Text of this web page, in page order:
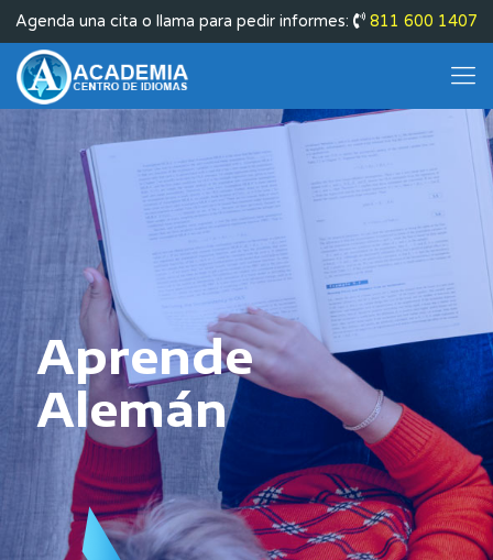
Agenda una cita o llama para pedir informes: 811 600 1407
Aprende
Alemán